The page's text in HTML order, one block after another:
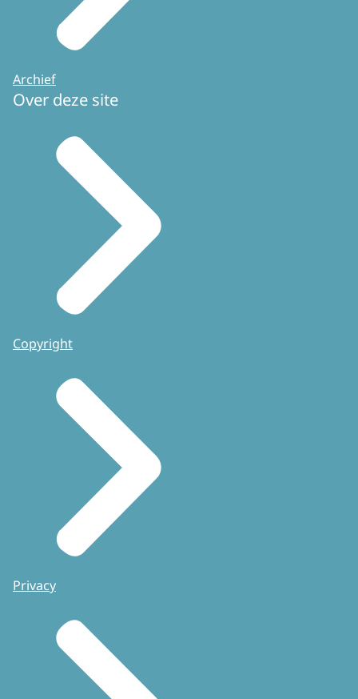
Archief
Over deze site
Copyright
Privacy